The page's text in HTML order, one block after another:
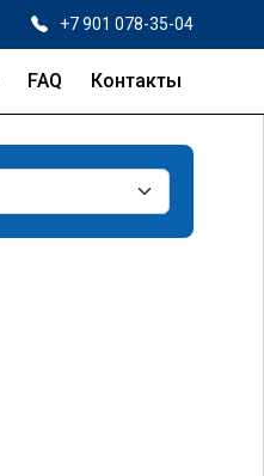
+7 901 078-35-04
FAQ Контакты